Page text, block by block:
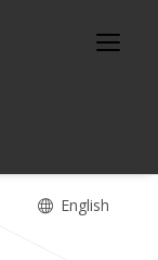
English